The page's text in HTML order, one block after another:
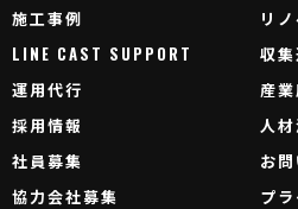
施工事例
LINE CAST SUPPORT
運用代行
採用情報
社員募集
協力会社募集
リ
収
産
人
お
プ